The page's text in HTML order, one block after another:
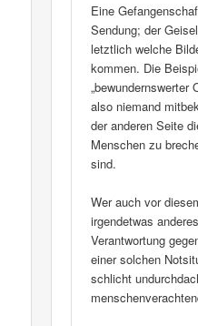
Eine
Sendung; der
letztlich welche
kommen. Die
„bewundernswerter
also niemand
der anderen Seite
Menschen zu
sind.
Wer auch vor
irgendetwas
Verantwortung
einer solchen
schlicht